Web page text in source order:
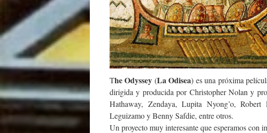
The Odyssey (La Odisea) es una próxima
dirigida y producida por Christopher Nolan y
Hathaway, Zendaya, Lupita Nyong’o,
Leguizamo y Benny Safdie, entre otros.
Un proyecto muy interesante que esperamos con